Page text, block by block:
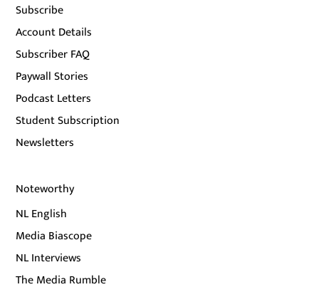
Subscribe
Account Details
Subscriber FAQ
Paywall Stories
Podcast Letters
Student Subscription
Newsletters
Noteworthy
NL English
Media Biascope
NL Interviews
The Media Rumble